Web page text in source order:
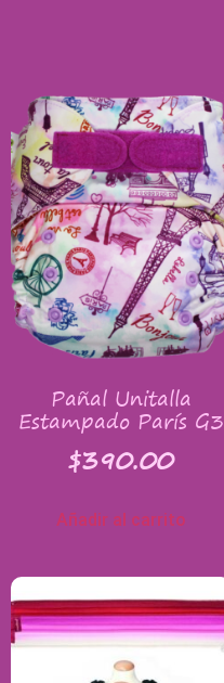
Pañal Unitalla
Estampado París G3
$390.00
Añadir al carrito